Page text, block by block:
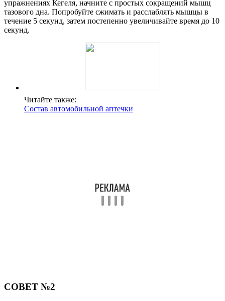
упражнениях Кегеля, начните с простых сокращений мышц
тазового дна. Попробуйте сжимать и расслаблять мышцы в
течение 5 секунд, затем постепенно увеличивайте время до 10
секунд.
Читайте также:
Состав автомобильной аптечки
СОВЕТ №2